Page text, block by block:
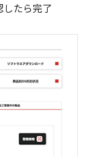
たら完了